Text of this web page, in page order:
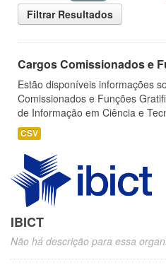
Filtrar Resultados
Cargos Comissionados e
Estão disponíveis informações
Comissionados e Funções
de Informação em Ciência e
CSV
IBICT
Não há descrição para essa